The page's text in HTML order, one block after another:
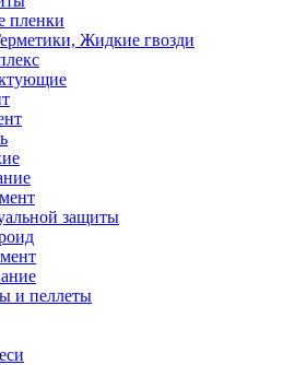
пленки
Жидкие гвозди
защиты
и пеллеты